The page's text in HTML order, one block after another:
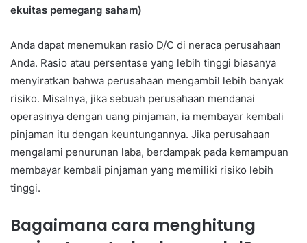
ekuitas pemegang saham)
Anda dapat menemukan rasio D/C di neraca perusahaan
Anda. Rasio atau persentase yang lebih tinggi biasanya
menyiratkan bahwa perusahaan mengambil lebih banyak
risiko. Misalnya, jika sebuah perusahaan mendanai
operasinya dengan uang pinjaman, ia membayar kembali
pinjaman itu dengan keuntungannya. Jika perusahaan
mengalami penurunan laba, berdampak pada kemampuan
membayar kembali pinjaman yang memiliki risiko lebih
tinggi.
Bagaimana cara menghitung